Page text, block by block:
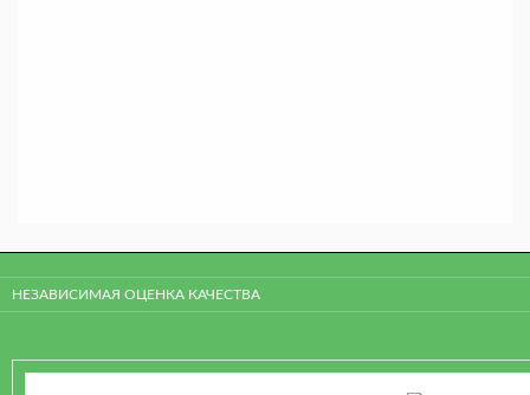
НЕЗАВИСИМАЯ ОЦЕНКА КАЧЕСТВА